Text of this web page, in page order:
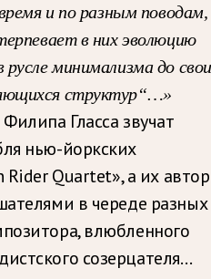
и по разным поводам,
в них эволюцию
минимализма до
структур“…»
Гласса звучат
нью-йоркских
Rider Quartet», а их автор
в череде разных
влюбленного
созерцателя…